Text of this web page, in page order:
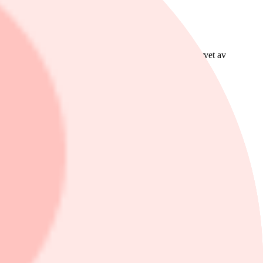
kopplad till förvärvsanalysen i samband med förvärvet av
-3,1 miljoner kronor för det första kvartalet 2024 (-5,9).